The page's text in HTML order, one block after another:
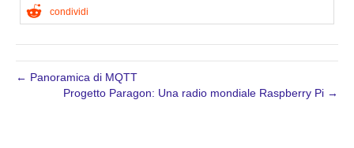
condividi
← Panoramica di MQTT
Progetto Paragon: Una radio mondiale Raspberry Pi →